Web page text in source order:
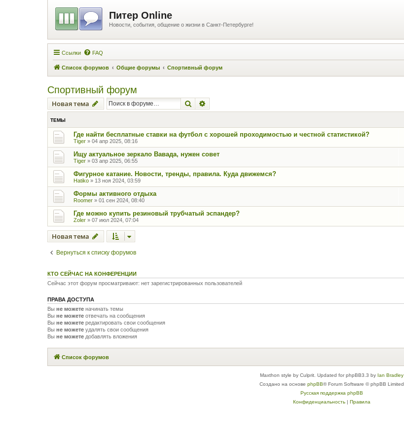
Питер Online
Новости, события, общение о жизни в Санкт-Петербурге!
Ссылки FAQ
Список форумов Общие форумы Спортивный форум
Спортивный форум
Новая тема Поиск
ТЕМЫ
Где найти бесплатные ставки на футбол с хорошей проходимостью и честной статистикой?
Tiger » 04 апр 2025, 08:16
Ищу актуальное зеркало Вавада, нужен совет
Tiger » 03 апр 2025, 06:55
Фигурное катание. Новости, тренды, правила. Куда движемся?
Hatiko » 13 ноя 2024, 03:59
Формы активного отдыха
Roomer » 01 сен 2024, 08:40
Где можно купить резиновый трубчатый эспандер?
Zoler » 07 июл 2024, 07:04
Новая тема
Вернуться к списку форумов
КТО СЕЙЧАС НА КОНФЕРЕНЦИИ
Сейчас этот форум просматривают: нет зарегистрированных пользователей
ПРАВА ДОСТУПА
Вы не можете начинать темы
Вы не можете отвечать на сообщения
Вы не можете редактировать свои сообщения
Вы не можете удалять свои сообщения
Вы не можете добавлять вложения
Список форумов
Maxthon style by Culprit. Updated for phpBB3.3 by Ian Bradley
Создано на основе phpBB® Forum Software © phpBB Limited
Русская поддержка phpBB
Конфиденциальность| Правила